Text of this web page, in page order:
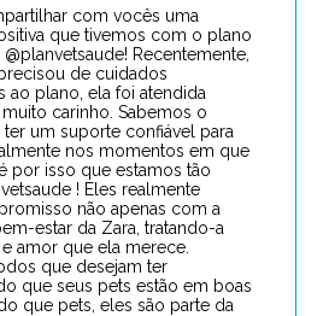
com vocês uma
que tivemos com o plano
Recentemente,
de cuidados
ao plano, ela foi atendida
carinho. Sabemos o
um suporte confiável para
nos momentos em que
por isso que estamos tão
! Eles realmente
não apenas com a
estar da Zara, tratando-a
amor que ela merece.
que desejam ter
que seus pets estão em boas
que pets, eles são parte da